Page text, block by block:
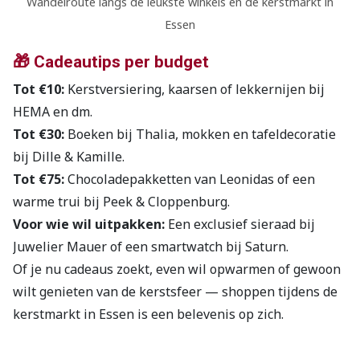
Essen
🎁 Cadeautips per budget
Tot €10: Kerstversiering, kaarsen of lekkernijen bij
HEMA en dm.
Tot €30: Boeken bij Thalia, mokken en tafeldecoratie
bij Dille & Kamille.
Tot €75:Chocoladepakketten van Leonidas of een
warme trui bij Peek & Cloppenburg.
Voor wie wil uitpakken: Een exclusief sieraad bij
Juwelier Mauer of een smartwatch bij Saturn.
Of je nu cadeaus zoekt, even wil opwarmen of gewoon
wilt genieten van de kerstsfeer — shoppen tijdens de
kerstmarkt in Essen is een belevenis op zich.